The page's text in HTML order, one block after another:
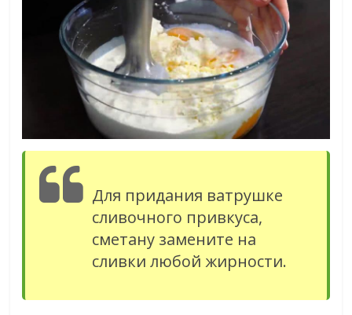
Для придания ватрушке
сливочного привкуса,
сметану замените на
сливки любой жирности.